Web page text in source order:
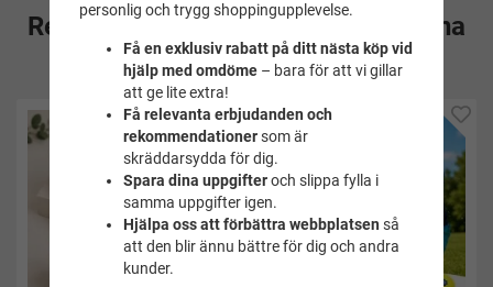
Rekommenderade tillbehör till denna
produkt
personlig och trygg shoppingupplevelse.
Få en exklusiv rabatt på ditt nästa köp vid
hjälp med omdöme– bara för att vi gillar
att ge lite extra!
Få relevanta erbjudanden och
rekommendationersom är
skräddarsydda för dig.
Spara dina uppgifteroch slippa fylla i
samma uppgifter igen.
Hjälpa oss att förbättra webbplatsen så
att den blir ännu bättre för dig och andra
kunder.